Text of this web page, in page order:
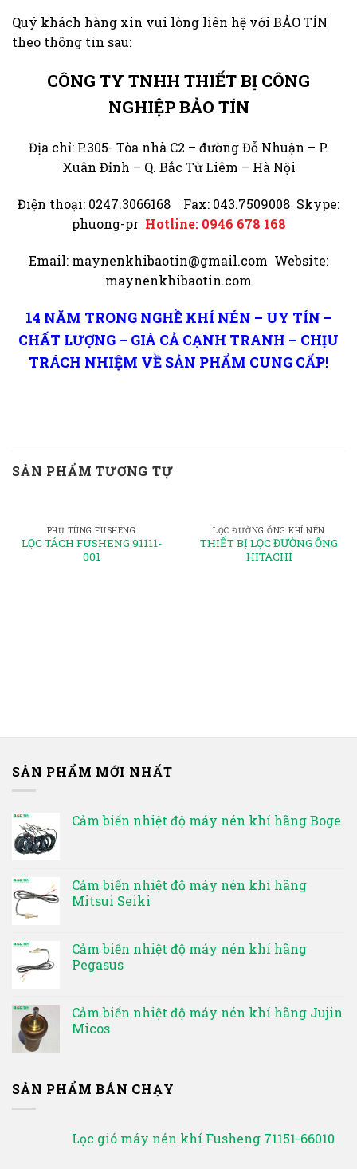
Quý khách hàng xin vui lòng liên hệ với BẢO TÍN
theo thông tin sau:
CÔNG TY TNHH THIẾT BỊ CÔNG
NGHIỆP BẢO TÍN
Địa chỉ: P.305- Tòa nhà C2 – đường Đỗ Nhuận – P.
Xuân Đỉnh – Q. Bắc Từ Liêm – Hà Nội
Điện thoại: 0247.3066168 Fax: 043.7509008 Skype:
phuong-pr Hotline: 0946 678 168
Email: maynenkhibaotin@gmail.com Website:
maynenkhibaotin.com
14 NĂM TRONG NGHỀ KHÍ NÉN – UY TÍN –
CHẤT LƯỢNG – GIÁ CẢ CẠNH TRANH – CHỊU
TRÁCH NHIỆM VỀ SẢN PHẨM CUNG CẤP!
SẢN PHẨM TƯƠNG TỰ
PHỤ TÙNG FUSHENG
LỌC TÁCH FUSHENG 91111-
001
LỌC ĐƯỜNG ỐNG KHÍ NÉN
THIẾT BỊ LỌC ĐƯỜNG ỐNG
HITACHI
SẢN PHẨM MỚI NHẤT
Cảm biến nhiệt độ máy nén khí hãng Boge
Cảm biến nhiệt độ máy nén khí hãng
Mitsui Seiki
Cảm biến nhiệt độ máy nén khí hãng
Pegasus
Cảm biến nhiệt độ máy nén khí hãng Jujin
Micos
SẢN PHẨM BÁN CHẠY
Lọc gió máy nén khí Fusheng 71151-66010